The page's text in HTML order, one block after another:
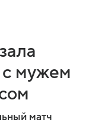
мужем
матч